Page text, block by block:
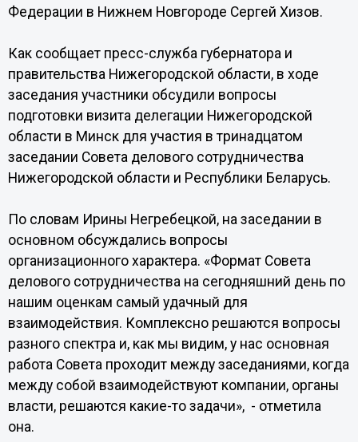
Федерации в Нижнем Новгороде Сергей Хизов.
Как сообщает пресс-служба губернатора и
правительства Нижегородской области, в ходе
заседания участники обсудили вопросы
подготовки визита делегации Нижегородской
области в Минск для участия в тринадцатом
заседании Совета делового сотрудничества
Нижегородской области и Республики Беларусь.
По словам Ирины Негребецкой, на заседании в
основном обсуждались вопросы
организационного характера. «Формат Совета
делового сотрудничества на сегодняшний день по
нашим оценкам самый удачный для
взаимодействия. Комплексно решаются вопросы
разного спектра и, как мы видим, у нас основная
работа Совета проходит между заседаниями, когда
между собой взаимодействуют компании, органы
власти, решаются какие-то задачи», - отметила
она.